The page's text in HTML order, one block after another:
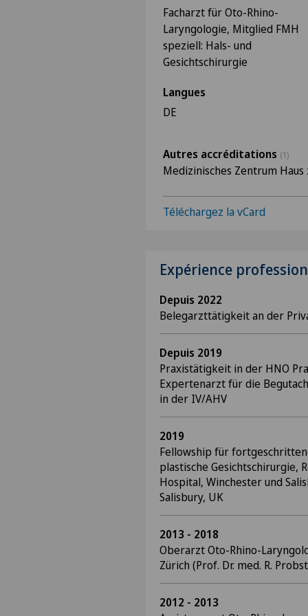
Facharzt für Oto-Rhino-
Laryngologie, Mitglied FMH
speziell: Hals- und
Gesichtschirurgie
Langues
DE
Autres accréditations (1)
Medizinisches Zentrum
Téléchargez la vCard
Expérience
Depuis 2022
Belegarzttätigkeit an der
Depuis 2019
Praxistätigkeit in der HNO
Expertenarzt für die
in der IV/AHV
2019
Fellowship für
plastische Gesichtschirurgie,
Hospital, Winchester und
Salisbury, UK
2013 - 2018
Oberarzt Oto-Rhino-
Zürich (Prof. Dr. med. R.
2012 - 2013